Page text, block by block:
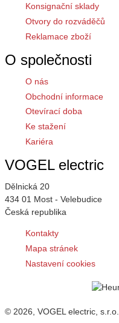
Konsignační sklady
Otvory do rozváděčů
Reklamace zboží
O společnosti
O nás
Obchodní informace
Otevírací doba
Ke stažení
Kariéra
VOGEL electric
Dělnická 20
434 01 Most - Velebudice
Česká republika
Kontakty
Mapa stránek
Nastavení cookies
© 2026, VOGEL electric, s.r.o.